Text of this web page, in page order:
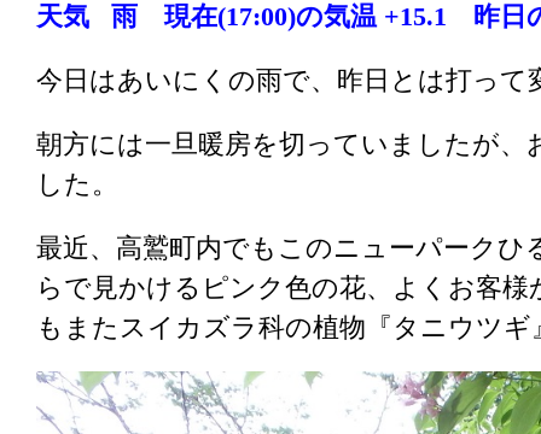
天気 雨 現在(17:00)の気温 +15.1 昨日
今日はあいにくの雨で、昨日とは打って
朝方には一旦暖房を切っていましたが
した。
最近、高鷲町内でもこのニューパーク
らで見かけるピンク色の花、よくお客
もまたスイカズラ科の植物『タニウツ